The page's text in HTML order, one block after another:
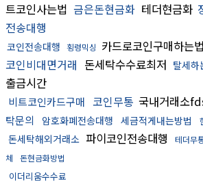
트코인사는법 금은돈현금화 테더현금화
전송대행
코인전송대행 횡령믹싱 카드로코인구매하는법
코인비대면거래 돈세탁수수료최저 탈세하
출금시간
비트코인카드구매 코인무통 국내거래소
탁문의
암호화폐전송대행 세금적게내는방법
돈세탁해외거래소 파이코인전송대행 테더무
체
돈현금화방법
이더리움수수료